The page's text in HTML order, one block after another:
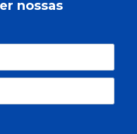
nossas